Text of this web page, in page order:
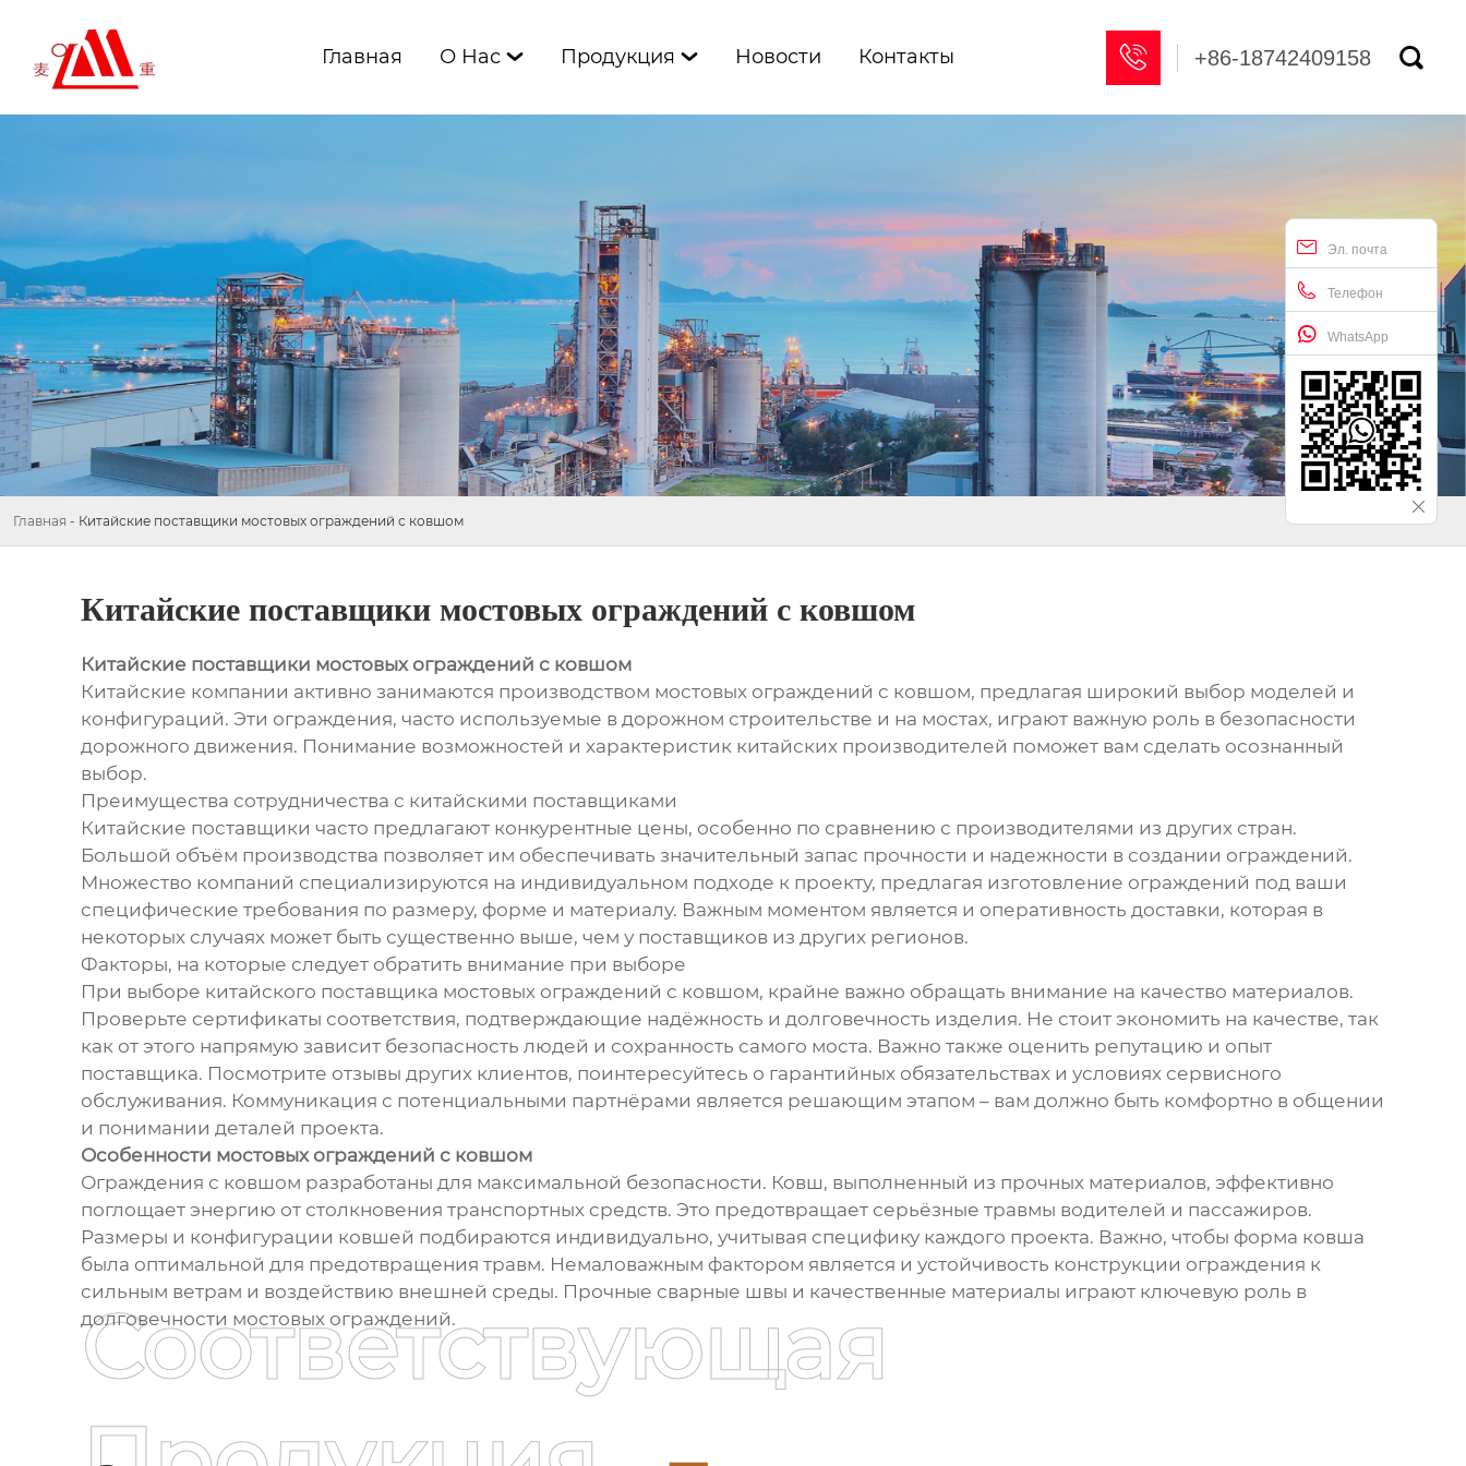
Главная О Нас  Продукция  Новости Контакты  +86-18742409158 
Эл. почта
Телефон
WhatsApp
Главная - Китайские поставщики мостовых ограждений с ковшом
Китайские поставщики мостовых ограждений с ковшом
Китайские поставщики мостовых ограждений с ковшом
Китайские компании активно занимаются производством мостовых ограждений с ковшом, предлагая широкий выбор моделей и
конфигураций. Эти ограждения, часто используемые в дорожном строительстве и на мостах, играют важную роль в безопасности
дорожного движения. Понимание возможностей и характеристик китайских производителей поможет вам сделать осознанный
выбор.
Преимущества сотрудничества с китайскими поставщиками
Китайские поставщики часто предлагают конкурентные цены, особенно по сравнению с производителями из других стран.
Большой объём производства позволяет им обеспечивать значительный запас прочности и надежности в создании ограждений.
Множество компаний специализируются на индивидуальном подходе к проекту, предлагая изготовление ограждений под ваши
специфические требования по размеру, форме и материалу. Важным моментом является и оперативность доставки, которая в
некоторых случаях может быть существенно выше, чем у поставщиков из других регионов.
Факторы, на которые следует обратить внимание при выборе
При выборе китайского поставщика мостовых ограждений с ковшом, крайне важно обращать внимание на качество материалов.
Проверьте сертификаты соответствия, подтверждающие надёжность и долговечность изделия. Не стоит экономить на качестве, так
как от этого напрямую зависит безопасность людей и сохранность самого моста. Важно также оценить репутацию и опыт
поставщика. Посмотрите отзывы других клиентов, поинтересуйтесь о гарантийных обязательствах и условиях сервисного
обслуживания. Коммуникация с потенциальными партнёрами является решающим этапом – вам должно быть комфортно в общении
и понимании деталей проекта.
Особенности мостовых ограждений с ковшом
Ограждения с ковшом разработаны для максимальной безопасности. Ковш, выполненный из прочных материалов, эффективно
поглощает энергию от столкновения транспортных средств. Это предотвращает серьёзные травмы водителей и пассажиров.
Размеры и конфигурации ковшей подбираются индивидуально, учитывая специфику каждого проекта. Важно, чтобы форма ковша
была оптимальной для предотвращения травм. Немаловажным фактором является и устойчивость конструкции ограждения к
сильным ветрам и воздействию внешней среды. Прочные сварные швы и качественные материалы играют ключевую роль в
долговечности мостовых ограждений.
Соответствующая